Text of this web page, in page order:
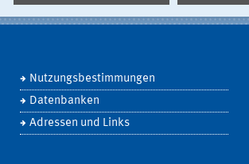
Nutzungsbestimmungen
Datenbanken
Adressen und Links